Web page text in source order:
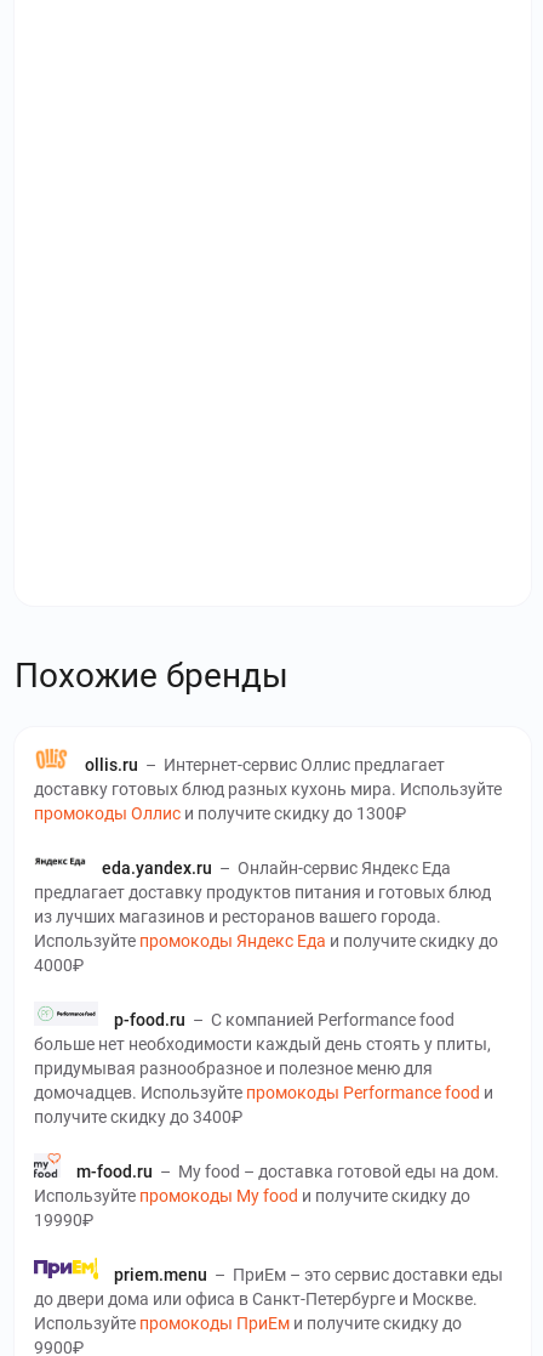
Похожие бренды
ollis.ru – Интернет-сервис Оллис предлагает
доставку готовых блюд разных кухонь мира. Используйте
промокоды Оллис и получите скидку до 1300₽
eda.yandex.ru – Онлайн-сервис Яндекс Еда
предлагает доставку продуктов питания и готовых блюд
из лучших магазинов и ресторанов вашего города.
Используйте промокоды Яндекс Еда и получите скидку до
4000₽
p-food.ru – С компанией Performance food
больше нет необходимости каждый день стоять у плиты,
придумывая разнообразное и полезное меню для
домочадцев. Используйте промокоды Performance food и
получите скидку до 3400₽
m-food.ru – My food – доставка готовой еды на дом.
Используйте промокоды My food и получите скидку до
19990₽
priem.menu – ПриЕм – это сервис доставки еды
до двери дома или офиса в Санкт-Петербурге и Москве.
Используйте промокоды ПриЕм и получите скидку до
9900₽